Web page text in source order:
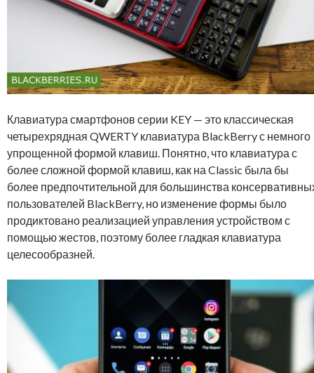
Клавиатура смартфонов серии KEY — это классическая
четырехрядная QWERTY клавиатура BlackBerry с немного
упрощенной формой клавиш. Понятно, что клавиатура с
более сложной формой клавиш, как на Classic была бы
более предпочтительной для большинства
пользователей BlackBerry, но изменение формы было
продиктовано реализацией управления устройством с
помощью жестов, поэтому более гладкая клавиатура
целесообразней.